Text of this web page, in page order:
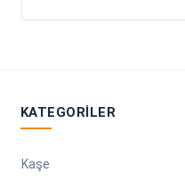
KATEGORILER
Kaşe